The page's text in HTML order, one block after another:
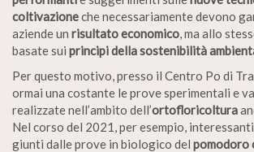
coltivazioneche necessariamente devono
aziende un risultato economico , ma allo
basate sui principi della sostenibilità
Per questo motivo, presso il Centro Po di
ormai una costante le prove sperimentali e
realizzate nell’ambito dell’ortofloricoltura
Nel corso del 2021, per esempio,
giunti dalle prove in biologico del pomodoro